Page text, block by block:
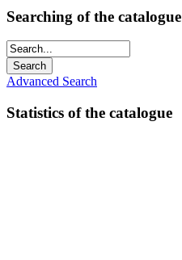
Searching of the catalogue
Advanced Search
Statistics of the catalogue